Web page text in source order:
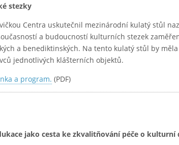
stezky
Centra uskutečnil mezinárodní kulatý stůl
a budoucností kulturních stezek
a benediktinských. Na tento kulatý stůl by
jednotlivých klášterních objektů.
a program. (PDF)
jako cesta ke zkvalitňování péče o kulturní